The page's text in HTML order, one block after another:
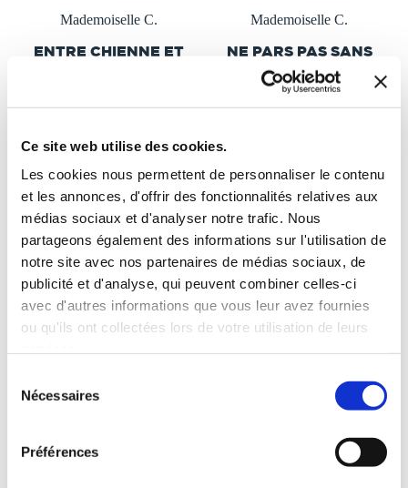
Ce site web utilise des cookies.
Les cookies nous permettent de personnaliser le contenu
et les annonces, d'offrir des fonctionnalités relatives aux
médias sociaux et d'analyser notre trafic. Nous
partageons également des informations sur l'utilisation de
notre site avec nos partenaires de médias sociaux, de
publicité et d'analyse, qui peuvent combiner celles-ci
avec d'autres informations que vous leur avez fournies
ou qu'ils ont collectées lors de votre utilisation de leurs
Nécessaires
Préférences
Mademoiselle C.
ENTRE CHIENNE ET
Romans lesbiens
6€00
Mademoiselle C.
NE PARS PAS SANS
ME FAIRE L'AMOUR
Nouvelles érotiques